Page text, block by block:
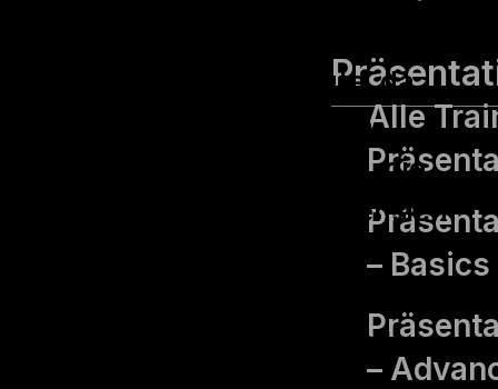
Alle
– Basics
–
gilt insbesondere heute, da
Organisationen und ihre
Teams schnell wachsen, die
Fluktuation hoch ist oder sich
auch von außen – schnell